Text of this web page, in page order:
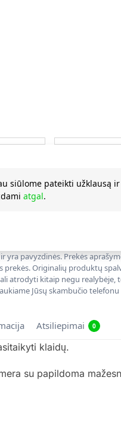
siūlome pateikti užklausą
atgal.
pavyzdinės. Prekės
Originalių produktų
atrodyti kitaip negu
Jūsų skambučio
Atsiliepimai 0
klaidų.
su papildoma